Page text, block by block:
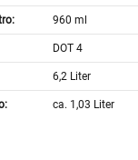
960 ml
DOT 4
6,2 Liter
ca. 1,03 Liter